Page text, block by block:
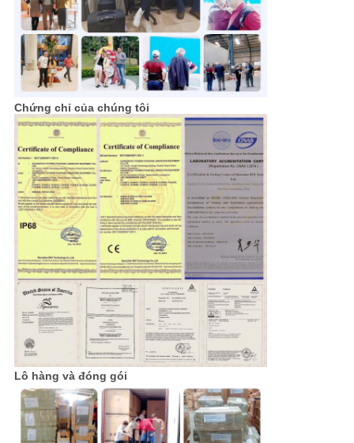
Chứng chỉ của chúng tôi
Lô hàng và đóng gói